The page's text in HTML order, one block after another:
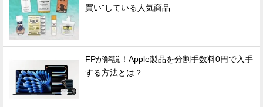
買い"している人気商品
FPが解説！Apple製品を分割手数料0円で入手
する方法とは？